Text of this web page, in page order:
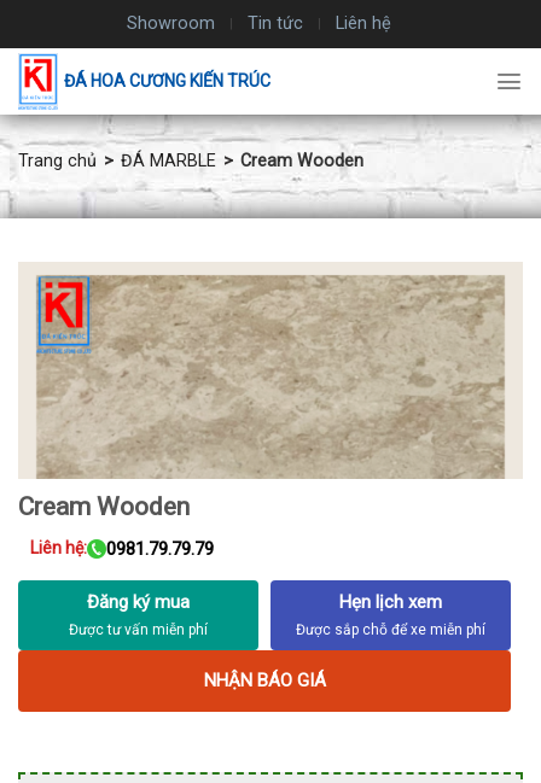
nội
dung
Showroom Tin tức Liên hệ
ĐÁ HOA CƯƠNG KIẾN TRÚC
Trang chủ ĐÁ MARBLE Cream Wooden
Cream Wooden
Liên hệ: 0981.79.79.79
Đăng ký mua Hẹn lịch xem
NHẬN BÁO GIÁ